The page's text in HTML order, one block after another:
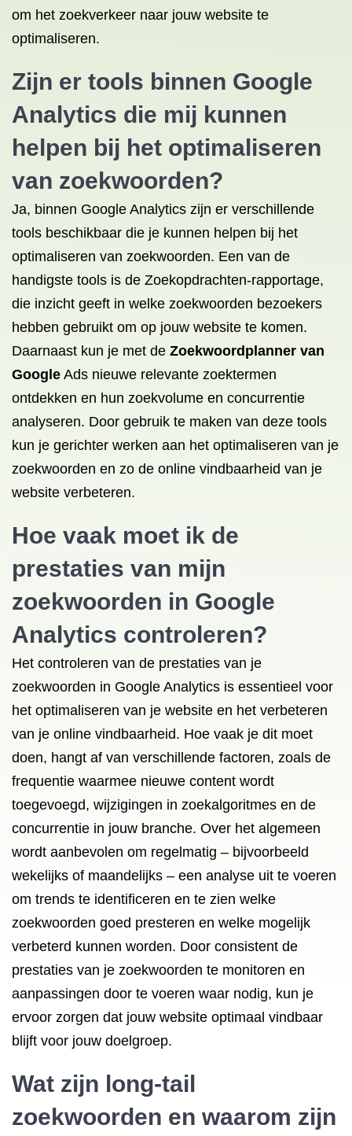
om het zoekverkeer naar jouw website te
optimaliseren.
Zijn er tools binnen Google
Analytics die mij kunnen
helpen bij het optimaliseren
van zoekwoorden?
Ja, binnen Google Analytics zijn er verschillende
tools beschikbaar die je kunnen helpen bij het
optimaliseren van zoekwoorden. Een van de
handigste tools is de Zoekopdrachten-rapportage,
die inzicht geeft in welke zoekwoorden bezoekers
hebben gebruikt om op jouw website te komen.
Daarnaast kun je met de Zoekwoordplanner van
Google Ads nieuwe relevante zoektermen
ontdekken en hun zoekvolume en concurrentie
analyseren. Door gebruik te maken van deze tools
kun je gerichter werken aan het optimaliseren van je
zoekwoorden en zo de online vindbaarheid van je
website verbeteren.
Hoe vaak moet ik de
prestaties van mijn
zoekwoorden in Google
Analytics controleren?
Het controleren van de prestaties van je
zoekwoorden in Google Analytics is essentieel voor
het optimaliseren van je website en het verbeteren
van je online vindbaarheid. Hoe vaak je dit moet
doen, hangt af van verschillende factoren, zoals de
frequentie waarmee nieuwe content wordt
toegevoegd, wijzigingen in zoekalgoritmes en de
concurrentie in jouw branche. Over het algemeen
wordt aanbevolen om regelmatig – bijvoorbeeld
wekelijks of maandelijks – een analyse uit te voeren
om trends te identificeren en te zien welke
zoekwoorden goed presteren en welke mogelijk
verbeterd kunnen worden. Door consistent de
prestaties van je zoekwoorden te monitoren en
aanpassingen door te voeren waar nodig, kun je
ervoor zorgen dat jouw website optimaal vindbaar
blijft voor jouw doelgroep.
Wat zijn long-tail
zoekwoorden en waarom zijn